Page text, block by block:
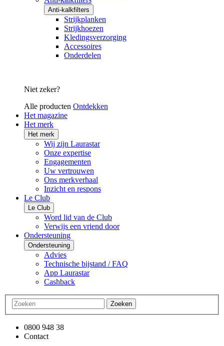
Anti-kalkfilters
Strijkplanken
Strijkhoezen
Kledingsverzorging
Accessoires
Onderdelen
Niet zeker?
Alle producten Ontdekken
Het magazine
Het merk
Het merk
Wij zijn Laurastar
Onze expertise
Engagementen
Uw vertrouwen
Ons merkverhaal
Inzicht en respons
Le Club
Le Club
Word lid van de Club
Verwijs een vriend door
Ondersteuning
Ondersteuning
Advies
Technische bijstand / FAQ
App Laurastar
Cashback
Zoeken
0800 948 38
Contact